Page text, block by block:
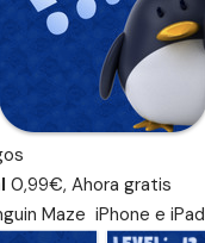
0,99€, Ahora gratis
Maze iPhone e iPad